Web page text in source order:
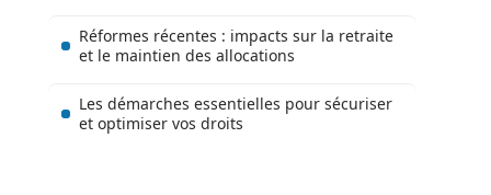
Réformes récentes : impacts sur la retraite
et le maintien des allocations
Les démarches essentielles pour sécuriser
et optimiser vos droits